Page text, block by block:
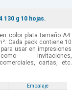
130 g 10 hojas.
color plata tamaño A4.
Cada pack contiene 10
usar en impresiones
invitaciones,
cartas, etc.
Embalaje